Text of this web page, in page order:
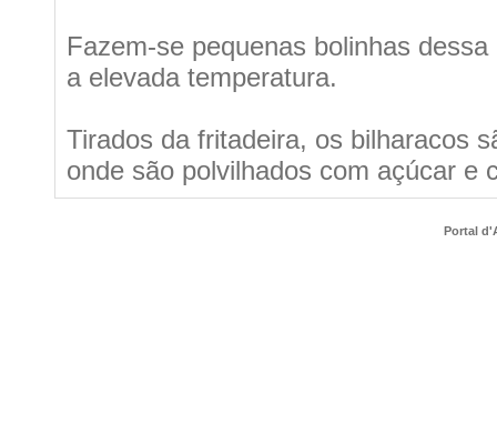
Fazem-se pequenas bolinhas
a elevada temperatura.
Tirados da fritadeira, os bilharacos
onde são polvilhados com açúcar e
Portal